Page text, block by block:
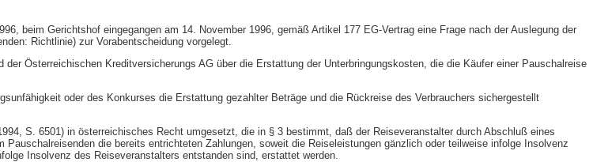
beim Gerichtshof eingegangen am 14. November 1996, gemäß Artikel 177 EG-​Vertrag eine Frage nach der Auslegung der
Richtlinie) zur Vorabentscheidung vorgelegt.
Österreichischen Kreditversicherungs AG über die Erstattung der Unterbringungskosten, die die Käufer einer Pauschalreise
oder des Konkurses die Erstattung gezahlter Beträge und die Rückreise des Verbrauchers sichergestellt
S. 6501) in österreichisches Recht umgesetzt, die in § 3 bestimmt, daß der Reiseveranstalter durch Abschluß eines
die bereits entrichteten Zahlungen, soweit die Reiseleistungen gänzlich oder teilweise infolge Insolvenz
Insolvenz des Reiseveranstalters entstanden sind, erstattet werden.